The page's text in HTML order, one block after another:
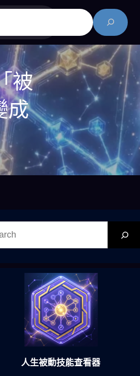
被
成
人生被動技能查看器